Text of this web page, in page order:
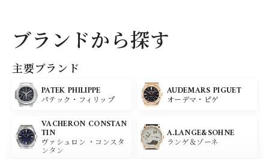
ブランドから探す
主要ブランド
PATEK PHILIPPE
パテック・フィリップ
AUDEMARS PIGUET
オーデマ・ピゲ
VACHERON CONSTAN
TIN
ヴァシュロン ・コンスタ
ンタン
A.LANGE&SOHNE
ランゲ＆ゾーネ